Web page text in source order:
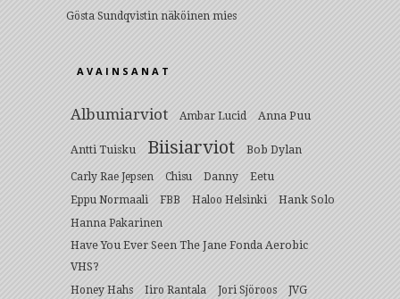
Gösta Sundqvistin näköinen mies
AVAINSANAT
Albumiarviot Ambar Lucid Anna Puu
Antti Tuisku Biisiarviot Bob Dylan
Carly Rae Jepsen Chisu Danny Eetu
Eppu Normaali FBB Haloo Helsinki Hank Solo
Hanna Pakarinen
Have You Ever Seen The Jane Fonda Aerobic
VHS?
Honey Hahs Iiro Rantala Jori Sjöroos JVG